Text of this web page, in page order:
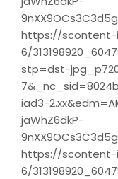
https://scontent-
6/
stp=dst-
iad3-
jaWhZ6dkP-
https://scontent-
6/